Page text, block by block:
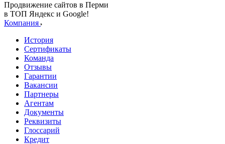
Продвижение сайтов в Перми
в ТОП Яндекс и Google!
Компания
История
Сертификаты
Команда
Отзывы
Гарантии
Вакансии
Партнеры
Агентам
Документы
Реквизиты
Глоссарий
Кредит